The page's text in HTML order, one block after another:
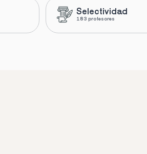
Selectividad
183 profesores